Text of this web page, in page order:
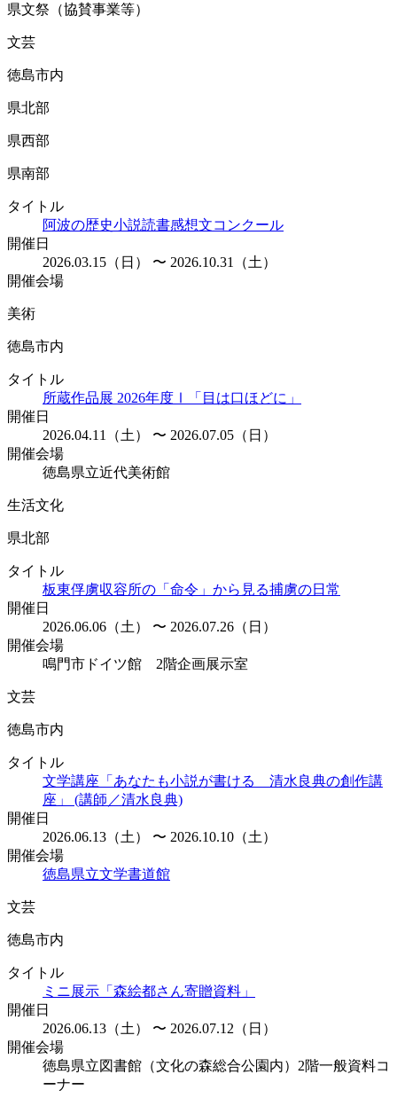
県文祭（協賛事業等）
文芸
徳島市内
県北部
県西部
県南部
タイトル
阿波の歴史小説読書感想文コンクール
開催日
2026.03.15（日） 〜 2026.10.31（土）
開催会場
美術
徳島市内
タイトル
所蔵作品展 2026年度Ⅰ「目は口ほどに」
開催日
2026.04.11（土） 〜 2026.07.05（日）
開催会場
徳島県立近代美術館
生活文化
県北部
タイトル
板東俘虜収容所の「命令」から見る捕虜の日常
開催日
2026.06.06（土） 〜 2026.07.26（日）
開催会場
鳴門市ドイツ館 2階企画展示室
文芸
徳島市内
タイトル
文学講座「あなたも小説が書ける 清水良典の創作講
座」 (講師／清水良典)
開催日
2026.06.13（土） 〜 2026.10.10（土）
開催会場
徳島県立文学書道館
文芸
徳島市内
タイトル
ミニ展示「森絵都さん寄贈資料」
開催日
2026.06.13（土） 〜 2026.07.12（日）
開催会場
徳島県立図書館（文化の森総合公園内）2階一般資料コ
ーナー